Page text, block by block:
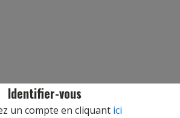
Identifier-vous
un compte en cliquant ici